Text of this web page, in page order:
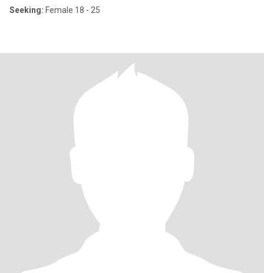
Seeking: Female 18 - 25